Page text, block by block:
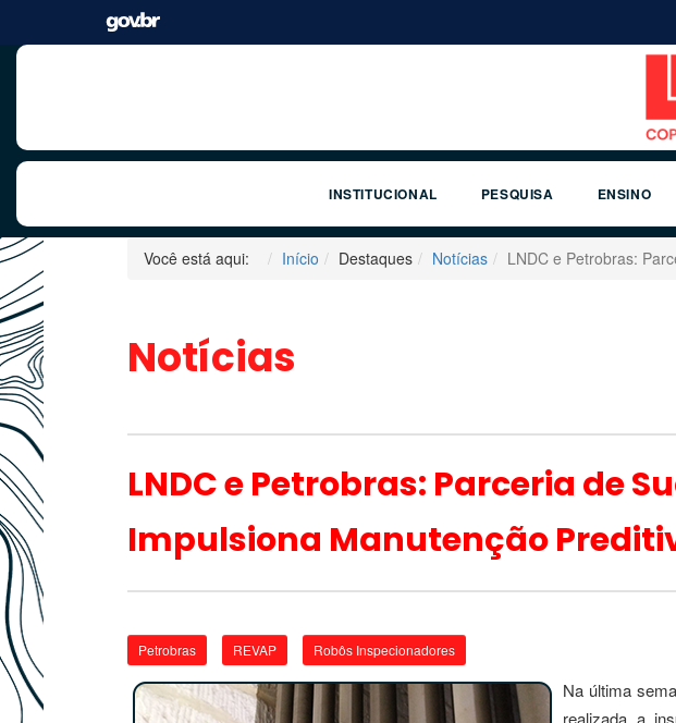
INSTITUCIONAL PESQUISA ENSINO
Você está aqui: Início Destaques Notícias LNDC e Petrobras:
Notícias
LNDC e Petrobras: Parceria de
Impulsiona Manutenção
Petrobras REVAP Robôs Inspecionadores
Na última
realizada a